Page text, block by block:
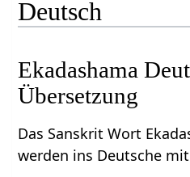
Deutsch
Ekadashama
Übersetzung
Das Sanskrit Wort
werden ins Deutsche